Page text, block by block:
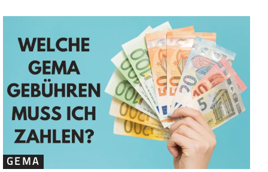
GEMA